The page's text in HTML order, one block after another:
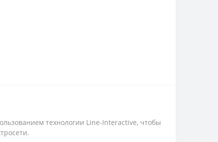
технологии Line-Interactive, чтобы